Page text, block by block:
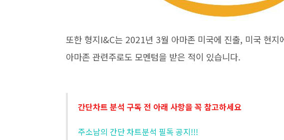
또한 형지I&C는 2021년 3월 아마존 미국에 진출, 미국 현지
아마존 관련주로도 모멘텀을 받은 적이 있습니다.
간단차트 분석 구독 전 아래 사항을 꼭 참고하세요
주소남의 간단 차트분석 필독 공지!!!